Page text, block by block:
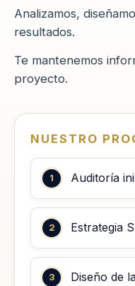
NUESTRO
Auditoría
Estrategia
Diseño de
Analizamos,
resultados.
Te mantenemos
proyecto.